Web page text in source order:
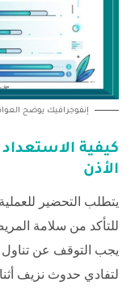
إنفوجرافيك يوضح
كيفية
الأذن
يتطلب التحضير
للتأكد من سلامة
يجب التوقف عن تناول
لتفادي حدوث نزيف